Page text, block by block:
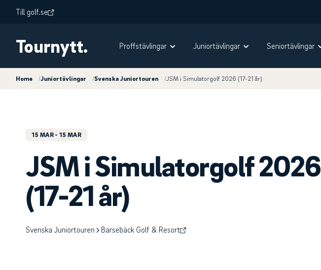
Till golf.se
Tournytt. Proffstävlingar Juniortävlingar Seniortävlingar
Home /Juniortävlingar /Svenska Juniortouren /JSM i Simulatorgolf 2026 (17-21 år)
15 MAR- 15 MAR
JSM i Simulatorgolf 2026
(17-21 år)
Svenska Juniortouren Barsebäck Golf & Resort